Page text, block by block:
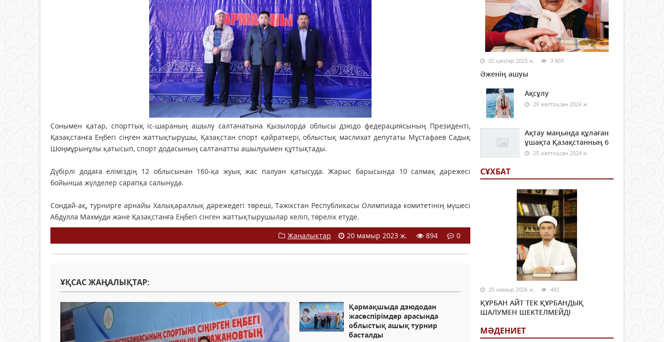
Сонымен қатар, спорттық іс-шараның ашылу салтанатына Қызылорда облысы дзюдо федерациясының Президенті,
Қазақстанға Еңбегі сіңген жаттықтырушы, Қазақстан спорт қайраткері, облыстық мәслихат депутаты Мұстафаев Садық
Шоңмұрынұлы қатысып, спорт додасының салтанатты ашылуымен құттықтады.
Дүбірлі додаға еліміздің 12 облысынан 160-қа жуық жас палуан қатысуда. Жарыс барысында 10 салмақ дәрежесі
бойынша жүлделер сарапқа салынуда.
Сондай-ақ, турнирге арнайы Халықараллық дәрежедегі төреші, Тәжікстан Республикасы Олимпиада комитетінің мүшесі
Абдулла Махмуди және Қазақстанға Еңбегі сінген жаттықтырушылар келіп, төрелік етуде.
Жаңалықтар
20 мамыр 2023 ж. 894 0
ҰҚСАС ЖАҢАЛЫҚТАР:
Қармақшыда дзюдодан
жасөспірімдер арасында
облыстық ашық турнир
басталды
02 қаңтар 2025 ж. 3 603
Әженің ашуы
Ақсұлу
29 желтоқсан 2024 ж.
Ақтау маңында құлаған
ұшақта Қазақстанның 6
25 желтоқсан 2024 ж.
СҰХБАТ
25 мамыр 2026 ж. 492
ҚҰРБАН АЙТ ТЕК ҚҰРБАНДЫҚ
ШАЛУМЕН ШЕКТЕЛМЕЙДІ
МӘДЕНИЕТ